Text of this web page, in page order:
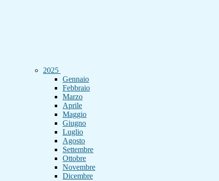
2025
Gennaio
Febbraio
Marzo
Aprile
Maggio
Giugno
Luglio
Agosto
Settembre
Ottobre
Novembre
Dicembre